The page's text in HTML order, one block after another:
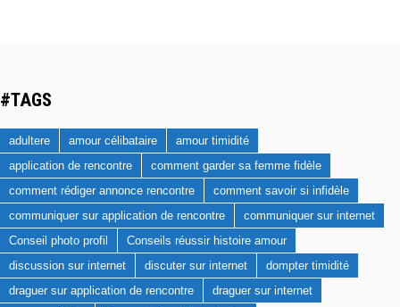
#TAGS
adultere amour célibataire
amour timidité
application de rencontre
comment garder sa femme fidèle
comment rédiger annonce rencontre
comment savoir si infidèle
communiquer sur application de rencontre
communiquer sur internet
Conseil photo profil
Conseils réussir histoire amour
discussion sur internet
discuter sur internet
dompter timidité
draguer sur application de rencontre
draguer sur internet